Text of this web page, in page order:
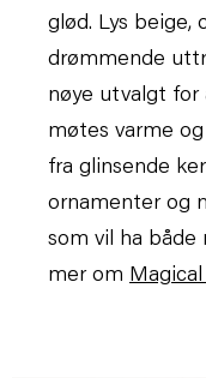
glød. Lys
drømmende
nøye utvalgt for
møtes varme
fra glinsende
ornamenter og
som vil ha både
mer om